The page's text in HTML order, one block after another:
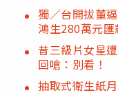
獨／台開拔董
鴻生280萬元匯
昔三級片女星
回嗆：別看！
抽取式衛生紙